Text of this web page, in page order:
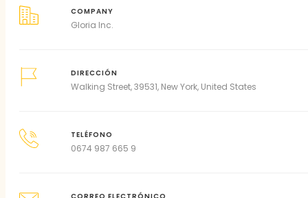
COMPANY
Gloria Inc.
DIRECCIÓN
Walking Street, 39531, New York, United States
TELÉFONO
0674 987 665 9